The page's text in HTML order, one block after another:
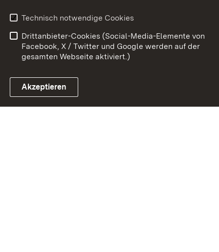
Link zum Landesportal
Barrierefreiheit
Impressum
Cookies
Technisch notwendige Cookies
Drittanbieter-Cookies (Social-Media-Elemente von
Facebook, X / Twitter und Google werden auf der
gesamten Webseite aktiviert.)
Akzeptieren